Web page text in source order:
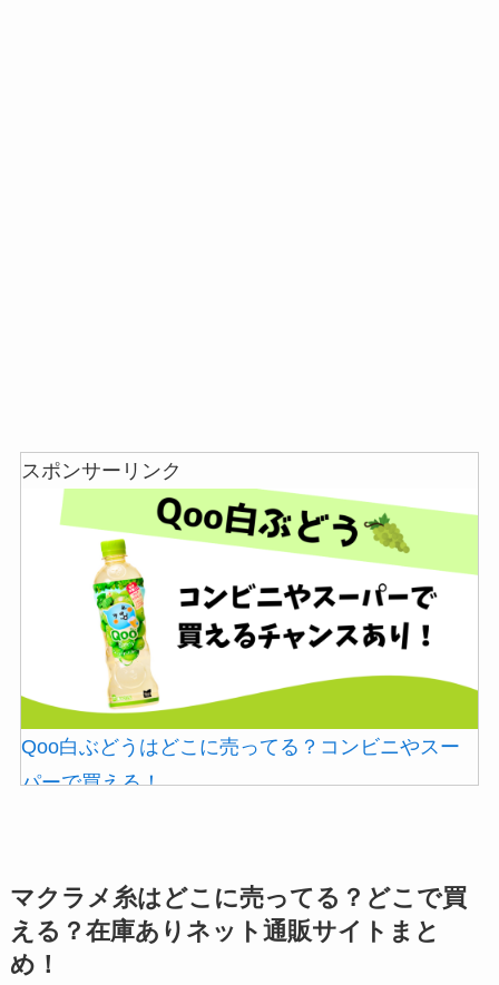
マウンテンデューはどこに売ってる？自販機やコ
ストコで買える！
再販はある？
忍者めし鉄の鎧はどこに売ってる？セブン・ロー
ソンなどのコンビニで買える！
スポンサーリンク
Qoo白ぶどうはどこに売ってる？コンビニやスー
パーで買える！
マクラメ糸はどこに売ってる？どこで買
える？在庫ありネット通販サイトまと
め！